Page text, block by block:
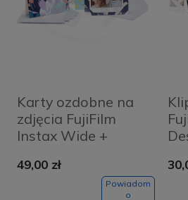
Karty ozdobne na
zdjęcia FujiFilm
Instax Wide +
Wielokolorowe -
49,00 zł
Powiadom
o